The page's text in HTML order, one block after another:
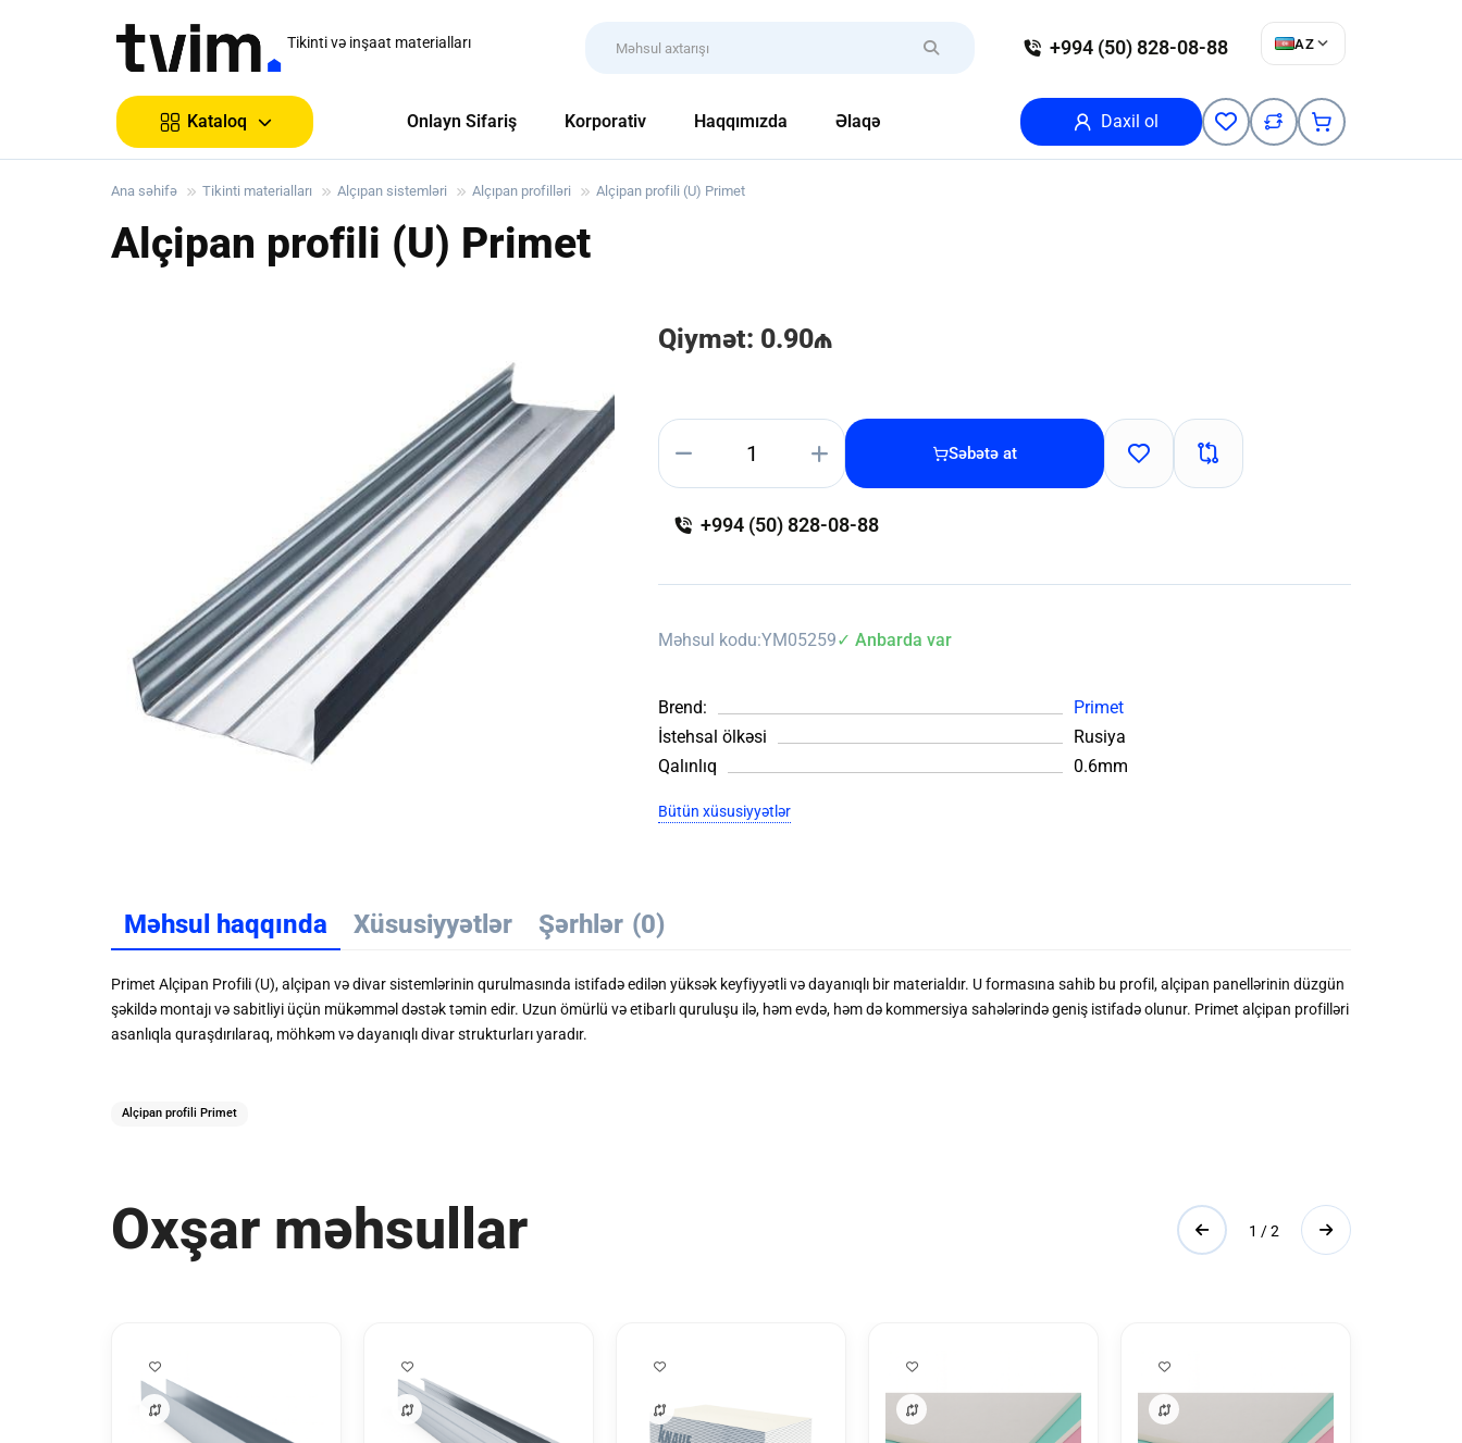
Tikinti və inşaat materialları +994 (50) 828-08-88 AZ
Kataloq Onlayn Sifariş Korporativ Haqqımızda Əlaqə Daxil ol
Ana səhifə Tikinti materialları Alçıpan sistemləri Alçıpan profilləri Alçipan profili (U) Primet
Alçipan profili (U) Primet
Qiymət: 0.90₼
Səbətə at
+994 (50) 828-08-88
Məhsul kodu:YM05259✓ Anbarda var
Brend:
Primet
İstehsal ölkəsi
Rusiya
Qalınlıq
0.6mm
Bütün xüsusiyyətlər
Məhsul haqqında Xüsusiyyətlər Şərhlər (0)
Primet Alçipan Profili (U), alçipan və divar sistemlərinin qurulmasında istifadə edilən yüksək keyfiyyətli və dayanıqlı bir materialdır. U formasına sahib bu profil, alçipan panellərinin düzgün
şəkildə montajı və sabitliyi üçün mükəmməl dəstək təmin edir. Uzun ömürlü və etibarlı quruluşu ilə, həm evdə, həm də kommersiya sahələrində geniş istifadə olunur. Primet alçipan profilləri
asanlıqla quraşdırılaraq, möhkəm və dayanıqlı divar strukturları yaradır.
Alçipan profili Primet
Oxşar məhsullar 1 / 2